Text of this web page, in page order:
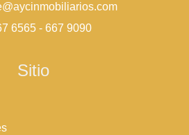
6565 - 667 9090
Sitio